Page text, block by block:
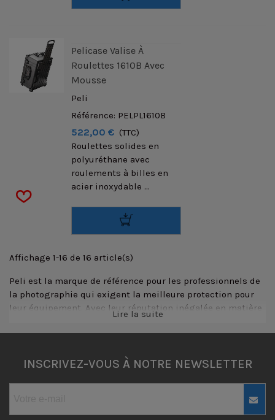
Pelicase Valise À
Roulettes 1610B Avec
Mousse
Peli
Référence: PELPL1610B
522,00 € (TTC)
Roulettes solides en
polyuréthane avec
roulements à billes en
acier inoxydable ...
Affichage 1-16 de 16 article(s)
Peli est la marque de référence pour les professionnels de
la photographie qui exigent la meilleure protection pour
leur équipement. Avec leur réputation inégalée en matière
solution fiable et robuste pour transporter et protéger
extrêmes. Les valises Peli sont étanches, antichocs et
soyez en voyage, en plein air ou sur un plateau de tournage,
vous pouvez compter sur Peli pour garder votre
Lire la suite
INSCRIVEZ-VOUS À NOTRE NEWSLETTER